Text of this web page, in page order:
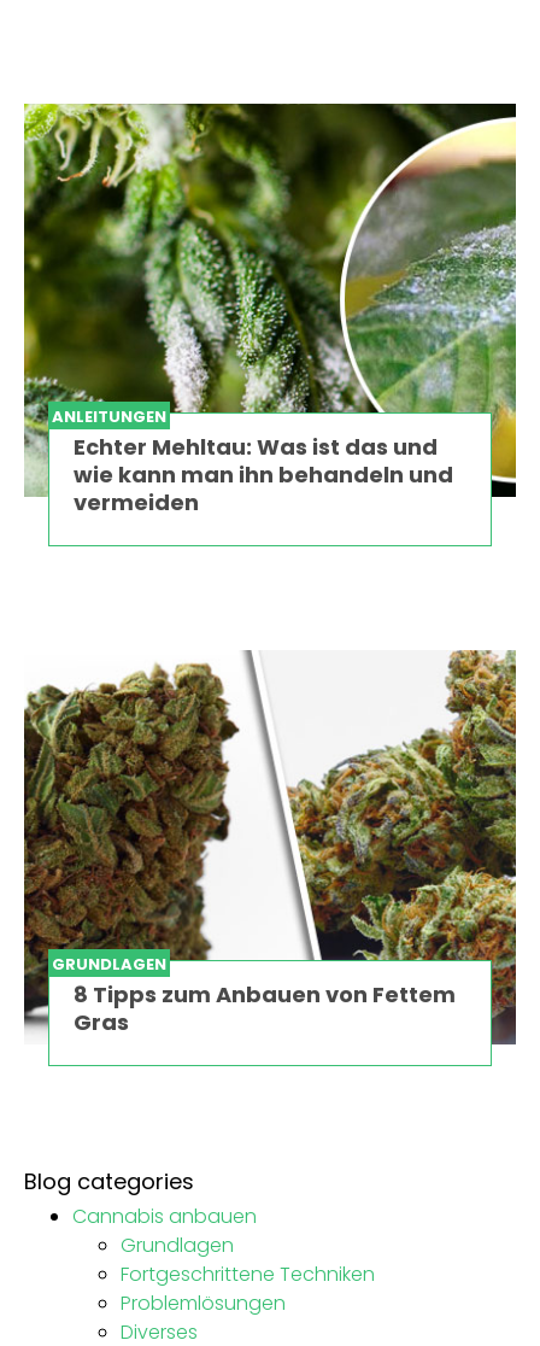
ANLEITUNGEN
Echter Mehltau: Was ist das und
wie kann man ihn behandeln und
vermeiden
GRUNDLAGEN
8 Tipps zum Anbauen von Fettem
Gras
Blog categories
Cannabis anbauen
Grundlagen
Fortgeschrittene Techniken
Problemlösungen
Diverses